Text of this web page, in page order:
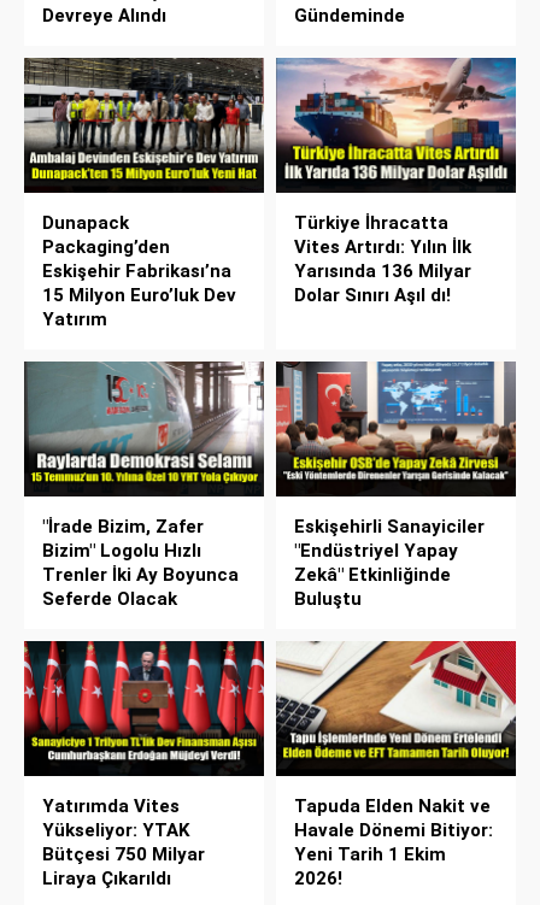
Devreye Alındı
Gündeminde
Dunapack
Packaging’den
Eskişehir Fabrikası’na
15 Milyon Euro’luk Dev
Yatırım
Türkiye İhracatta
Vites Artırdı: Yılın İlk
Yarısında 136 Milyar
Dolar Sınırı Aşıl dı!
"İrade Bizim, Zafer
Bizim" Logolu Hızlı
Trenler İki Ay Boyunca
Seferde Olacak
Eskişehirli Sanayiciler
"Endüstriyel Yapay
Zekâ" Etkinliğinde
Buluştu
Yatırımda Vites
Yükseliyor: YTAK
Bütçesi 750 Milyar
Liraya Çıkarıldı
Tapuda Elden Nakit ve
Havale Dönemi Bitiyor:
Yeni Tarih 1 Ekim
2026!